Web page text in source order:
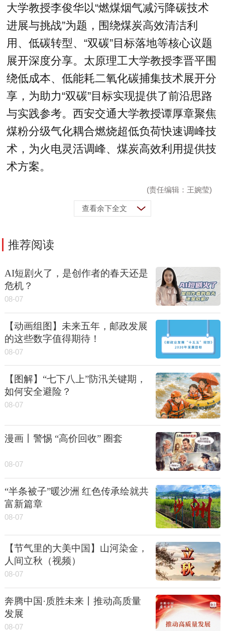
大学教授李俊华以“燃煤烟气减污降碳技术
进展与挑战”为题，围绕煤炭高效清洁利
用、低碳转型、“双碳”目标落地等核心议题
展开深度分享。太原理工大学教授李晋平围
绕低成本、低能耗二氧化碳捕集技术展开分
享，为助力“双碳”目标实现提供了前沿思路
与实践参考。西安交通大学教授谭厚章聚焦
煤粉分级气化耦合燃烧超低负荷快速调峰技
术，为火电灵活调峰、煤炭高效利用提供技
术方案。
(责任编辑：王婉莹)
查看余下全文
推荐阅读
AI短剧火了，是创作者的春天还是
危机？
08-07
【动画组图】未来五年，邮政发展
的这些数字值得期待！
08-07
【图解】“七下八上”防汛关键期，
如何安全避险？
08-07
漫画丨警惕 “高价回收” 圈套
08-07
“半条被子”暖沙洲 红色传承绘就共
富新篇章
08-07
【节气里的大美中国】山河染金，
人间立秋（视频）
08-07
奔腾中国·质胜未来丨推动高质量
发展
08-07